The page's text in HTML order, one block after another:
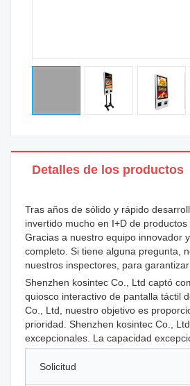
Detalles de los productos
Tras años de sólido y rápido
invertido mucho en I+D de
Gracias a nuestro equipo innovador
completo. Si tiene alguna pregunta,
nuestros inspectores, para
Shenzhen kosintec Co., Ltd captó
quiosco interactivo de pantalla táctil
Co., Ltd, nuestro objetivo es
prioridad. Shenzhen kosintec Co.,
excepcionales. La capacidad
Solicitud